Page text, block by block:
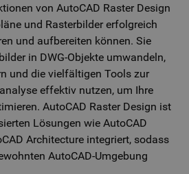
von AutoCAD Raster Design
und Rasterbilder erfolgreich
und aufbereiten können. Sie
in DWG-Objekte umwandeln,
und die vielfältigen Tools zur
effektiv nutzen, um Ihre
AutoCAD Raster Design ist
Lösungen wie AutoCAD
Architecture integriert, sodass
AutoCAD-Umgebung